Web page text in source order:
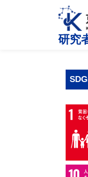
研究